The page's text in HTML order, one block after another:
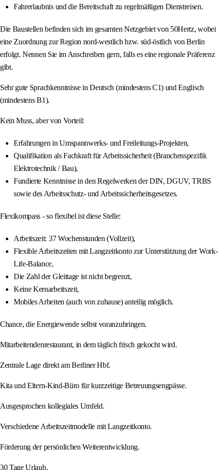
Fahrerlaubnis und die Bereitschaft zu regelmäßigen Dienstreisen.
Die Baustellen befinden sich im gesamten Netzgebiet von 50Hertz, wobei
eine Zuordnung zur Region nord-westlich bzw. süd-östlich von Berlin
erfolgt. Nennen Sie im Anschreiben gern, falls es eine regionale Präferenz
gibt.
Sehr gute Sprachkenntnisse in Deutsch (mindestens C1) und Englisch
(mindestens B1).
Kein Muss, aber von Vorteil:
Erfahrungen in Umspannwerks- und Freileitungs-Projekten,
Qualifikation als Fachkraft für Arbeitssicherheit (Branchenspezifik
Elektrotechnik / Bau),
Fundierte Kenntnisse in den Regelwerken der DIN, DGUV, TRBS
sowie des Arbeitsschutz- und Arbeitssicherheitsgesetzes.
Flexikompass - so flexibel ist diese Stelle:
Arbeitszeit: 37 Wochenstunden (Vollzeit),
Flexible Arbeitszeiten mit Langzeitkonto zur Unterstützung der Work-
Life-Balance,
Die Zahl der Gleittage ist nicht begrenzt,
Keine Kernarbeitszeit,
Mobiles Arbeiten (auch von zuhause) anteilig möglich.
Chance, die Energiewende selbst voranzubringen.
Mitarbeitendenrestaurant, in dem täglich frisch gekocht wird.
Zentrale Lage direkt am Berliner Hbf.
Kita und Eltern-Kind-Büro für kurzzeitige Betreuungsengpässe.
Ausgesprochen kollegiales Umfeld.
Verschiedene Arbeitszeitmodelle mit Langzeitkonto.
Förderung der persönlichen Weiterentwicklung.
30 Tage Urlaub.